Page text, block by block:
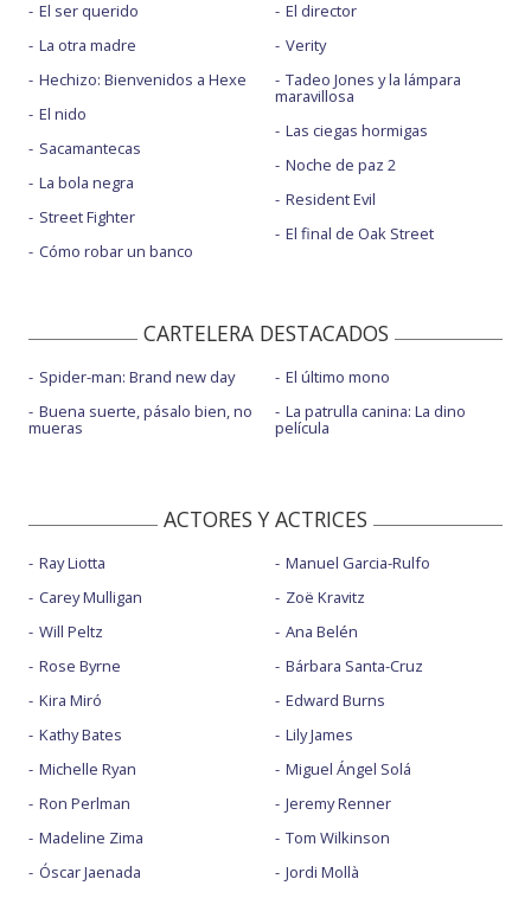
El ser querido
La otra madre
Hechizo: Bienvenidos a Hexe
El nido
Sacamantecas
La bola negra
Street Fighter
Cómo robar un banco
El director
Verity
Tadeo Jones y la lámpara
maravillosa
Las ciegas hormigas
Noche de paz 2
Resident Evil
El final de Oak Street
CARTELERA DESTACADOS
Spider-man: Brand new day
Buena suerte, pásalo bien, no
mueras
El último mono
La patrulla canina: La dino
película
ACTORES Y ACTRICES
Ray Liotta
Carey Mulligan
Will Peltz
Rose Byrne
Kira Miró
Kathy Bates
Michelle Ryan
Ron Perlman
Madeline Zima
Óscar Jaenada
Manuel Garcia-Rulfo
Zoë Kravitz
Ana Belén
Bárbara Santa-Cruz
Edward Burns
Lily James
Miguel Ángel Solá
Jeremy Renner
Tom Wilkinson
Jordi Mollà